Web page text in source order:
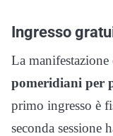
Ingresso
La manifestazione
pomeridiani per
primo ingresso è
seconda sessione